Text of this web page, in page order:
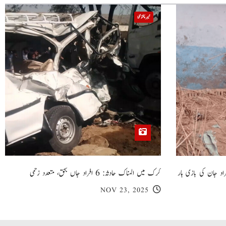
گھر کی چھت گرنے کا سانحہ: 5 افراد جان کی بازی ہار
خیبر پختونخوا
کرک میں المناک حادثہ: 6 افراد جاں بحق، متعدد زخمی
NOV 23, 2025